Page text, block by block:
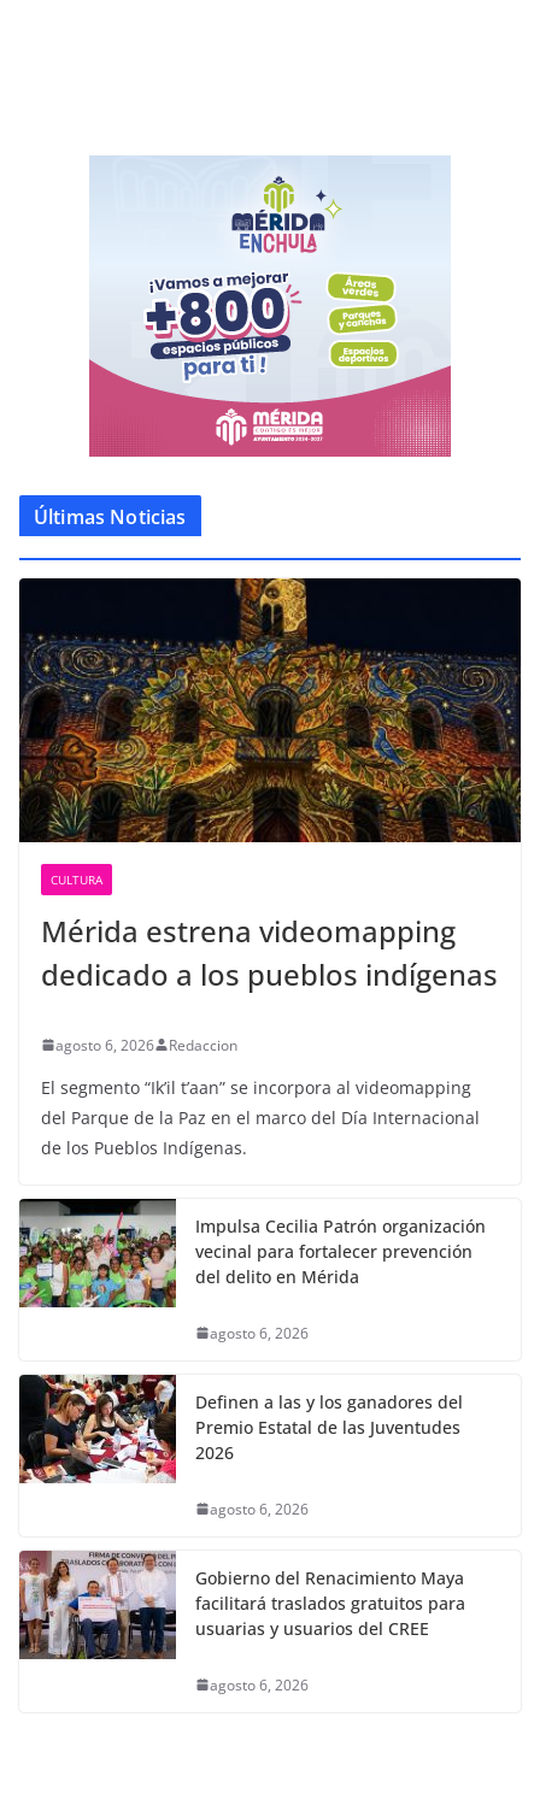
Últimas Noticias
CULTURA
Mérida estrena videomapping
dedicado a los pueblos indígenas
agosto 6, 2026 Redaccion
El segmento “Ik’il t’aan” se incorpora al videomapping
del Parque de la Paz en el marco del Día Internacional
de los Pueblos Indígenas.
Impulsa Cecilia Patrón organización
vecinal para fortalecer prevención
del delito en Mérida
agosto 6, 2026
Definen a las y los ganadores del
Premio Estatal de las Juventudes
2026
agosto 6, 2026
Gobierno del Renacimiento Maya
facilitará traslados gratuitos para
usuarias y usuarios del CREE
agosto 6, 2026